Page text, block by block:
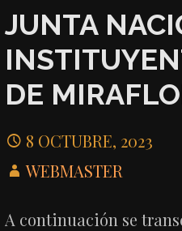
JUNTA
DE
8 OCTUBRE, 2023
WEBMASTER
A continuación se